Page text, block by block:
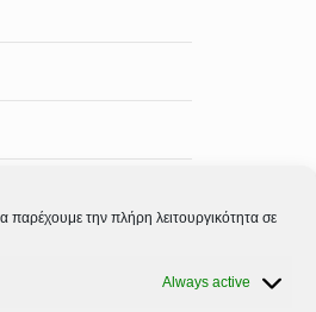
παρέχουμε την πλήρη λειτουργικότητα σε
Always active